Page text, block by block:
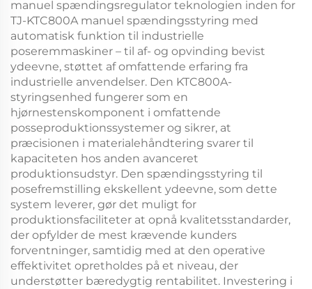
manuel spændingsregulator teknologien inden for
TJ-KTC800A manuel spændingsstyring med
automatisk funktion til industrielle
poseremmaskiner – til af- og opvinding bevist
ydeevne, støttet af omfattende erfaring fra
industrielle anvendelser. Den KTC800A-
styringsenhed fungerer som en
hjørnestenskomponent i omfattende
posseproduktionssystemer og sikrer, at
præcisionen i materialehåndtering svarer til
kapaciteten hos anden avanceret
produktionsudstyr. Den spændingsstyring til
posefremstilling ekskellent ydeevne, som dette
system leverer, gør det muligt for
produktionsfaciliteter at opnå kvalitetsstandarder,
der opfylder de mest krævende kunders
forventninger, samtidig med at den operative
effektivitet opretholdes på et niveau, der
understøtter bæredygtig rentabilitet. Investering i